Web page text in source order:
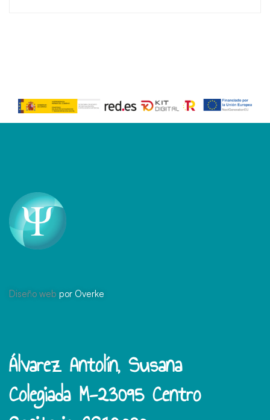
Diseño web por Overke
Álvarez Antolín, Susana
Colegiada M-23095 Centro